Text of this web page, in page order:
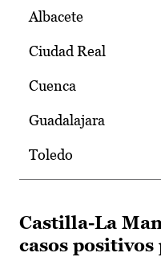
Albacete
Ciudad Real
Cuenca
Guadalajara
Toledo
Castilla-La
casos